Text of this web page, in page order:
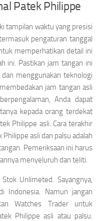
Patek Philippe
tampilan waktu yang presisi
pengaturan tanggal
memperhatikan detail ini
ini. Pastikan jam tangan ini
menggunakan teknologi
jam tangan asli
Anda dapat
kepada orang terdekat
Philippe asli. Cara terakhir
asli dan palsu adalah
Pemeriksaan ini harus
menyeluruh dan teliti.
Unlimeted. Sayangnya,
Indonesia. Namun jangan
Watches Trader untuk
Philippe asli atau palsu.